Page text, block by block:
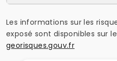
Les informations sur les
exposé sont disponibles sur
georisques.gouv.fr